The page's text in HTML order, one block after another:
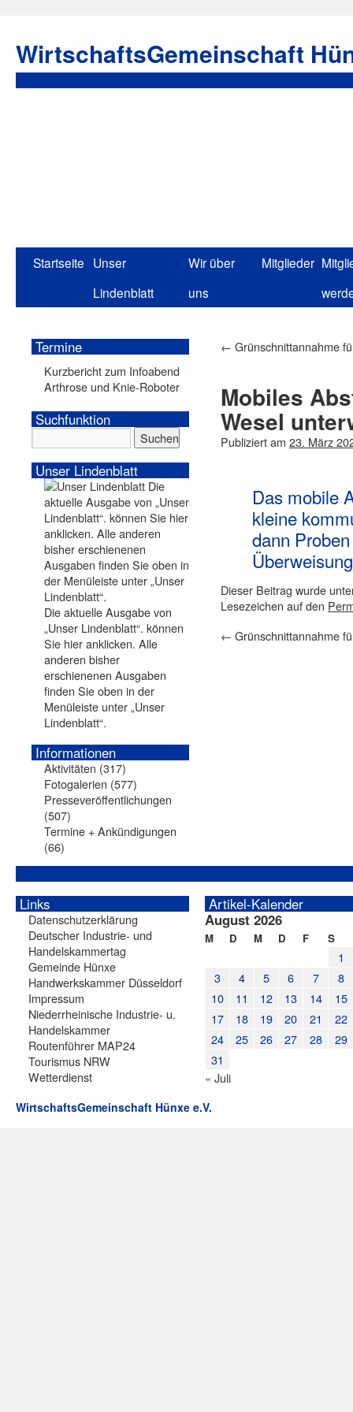
WirtschaftsGemeinschaft
Startseite Unser
Lindenblatt
Wir über
uns
Mitglieder
← Grünschnittannahme
Mobiles
Wesel
Publiziert am 23. März
Das mobile
kleine
dann
Dieser Beitrag wurde
Lesezeichen auf den
← Grünschnittannahme
Termine
Kurzbericht zum Infoabend
Arthrose und Knie-Roboter
Suchfunktion
Unser Lindenblatt
Die aktuelle Ausgabe von
„Unser Lindenblatt“. können
Sie hier anklicken. Alle
anderen bisher
erschienenen Ausgaben
finden Sie oben in der
Menüleiste unter „Unser
Lindenblatt“.
Informationen
Aktivitäten (317)
Fotogalerien (577)
Presseveröffentlichungen
(507)
Termine + Ankündigungen
(66)
Links
Datenschutzerklärung
Deutscher Industrie- und
Handelskammertag
Gemeinde Hünxe
Handwerkskammer Düsseldorf
Impressum
Niederrheinische Industrie- u.
Handelskammer
Routenführer MAP24
Tourismus NRW
Wetterdienst
Artikel-Kalender
August 2026
M D M D F S
1
3
4 5 6 7
8
10
11 12 13 14
15
17
18 19 20 21
22
24
25 26 27 28
29
31
« Juli
WirtschaftsGemeinschaft Hünxe e.V.